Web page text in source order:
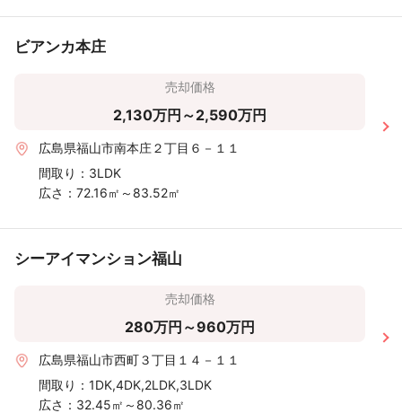
ビアンカ本庄
売却価格
2,130万円～2,590万円
広島県福山市南本庄２丁目６－１１
間取り： 3LDK
広さ： 72.16㎡～83.52㎡
シーアイマンション福山
売却価格
280万円～960万円
広島県福山市西町３丁目１４－１１
間取り： 1DK,4DK,2LDK,3LDK
広さ： 32.45㎡～80.36㎡